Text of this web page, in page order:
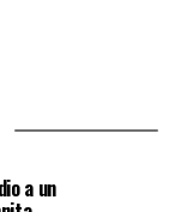
a un